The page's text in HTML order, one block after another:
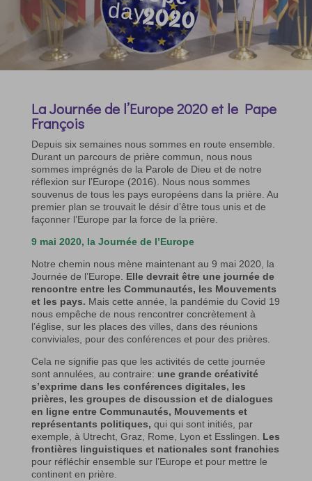
La Journée de l’Europe 2020 et le Pape
François
Depuis six semaines nous sommes en route ensemble.
Durant un parcours de prière commun, nous nous
sommes imprégnés de la Parole de Dieu et de notre
réflexion sur l’Europe (2016). Nous nous sommes
souvenus de tous les pays européens dans la prière. Au
premier plan se trouvait le désir d’être tous unis et de
façonner l’Europe par la force de la prière.
9 mai 2020, la Journée de l’Europe
Notre chemin nous mène maintenant au 9 mai 2020, la
Journée de l’Europe. Elle devrait être une journée de
rencontre entre les Communautés, les Mouvements
et les pays. Mais cette année, la pandémie du Covid 19
nous empêche de nous rencontrer concrètement à
l’église, sur les places des villes, dans des réunions
conviviales, pour des conférences et pour des prières.
Cela ne signifie pas que les activités de cette journée
sont annulées, au contraire: une grande créativité
s’exprime dans les conférences digitales, les
prières, les groupes de discussion et de dialogues
en ligne entre Communautés, Mouvements et
représentants politiques, qui qui sont initiés, par
exemple, à Utrecht, Graz, Rome, Lyon et Esslingen. Les
frontières linguistiques et nationales sont franchies
pour réfléchir ensemble sur l’Europe et pour mettre le
continent en prière.